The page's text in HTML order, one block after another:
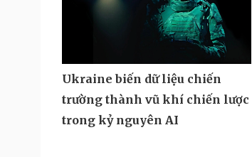
Ukraine biến dữ liệu chiến
trường thành vũ khí chiến lược
trong kỷ nguyên AI